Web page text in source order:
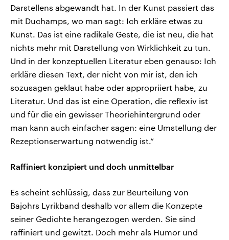
Darstellens abgewandt hat. In der Kunst passiert das
mit Duchamps, wo man sagt: Ich erkläre etwas zu
Kunst. Das ist eine radikale Geste, die ist neu, die hat
nichts mehr mit Darstellung von Wirklichkeit zu tun.
Und in der konzeptuellen Literatur eben genauso: Ich
erkläre diesen Text, der nicht von mir ist, den ich
sozusagen geklaut habe oder appropriiert habe, zu
Literatur. Und das ist eine Operation, die reflexiv ist
und für die ein gewisser Theoriehintergrund oder
man kann auch einfacher sagen: eine Umstellung der
Rezeptionserwartung notwendig ist.“
Raffiniert konzipiert und doch unmittelbar
Es scheint schlüssig, dass zur Beurteilung von
Bajohrs Lyrikband deshalb vor allem die Konzepte
seiner Gedichte herangezogen werden. Sie sind
raffiniert und gewitzt. Doch mehr als Humor und